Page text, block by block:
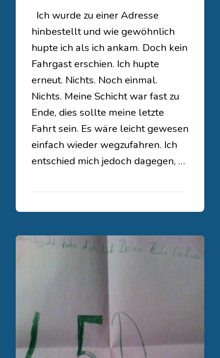
Ich wurde zu einer Adresse
hinbestellt und wie gewöhnlich
hupte ich als ich ankam. Doch kein
Fahrgast erschien. Ich hupte
erneut. Nichts. Noch einmal.
Nichts. Meine Schicht war fast zu
Ende, dies sollte meine letzte
Fahrt sein. Es wäre leicht gewesen
einfach wieder wegzufahren. Ich
entschied mich jedoch dagegen, …